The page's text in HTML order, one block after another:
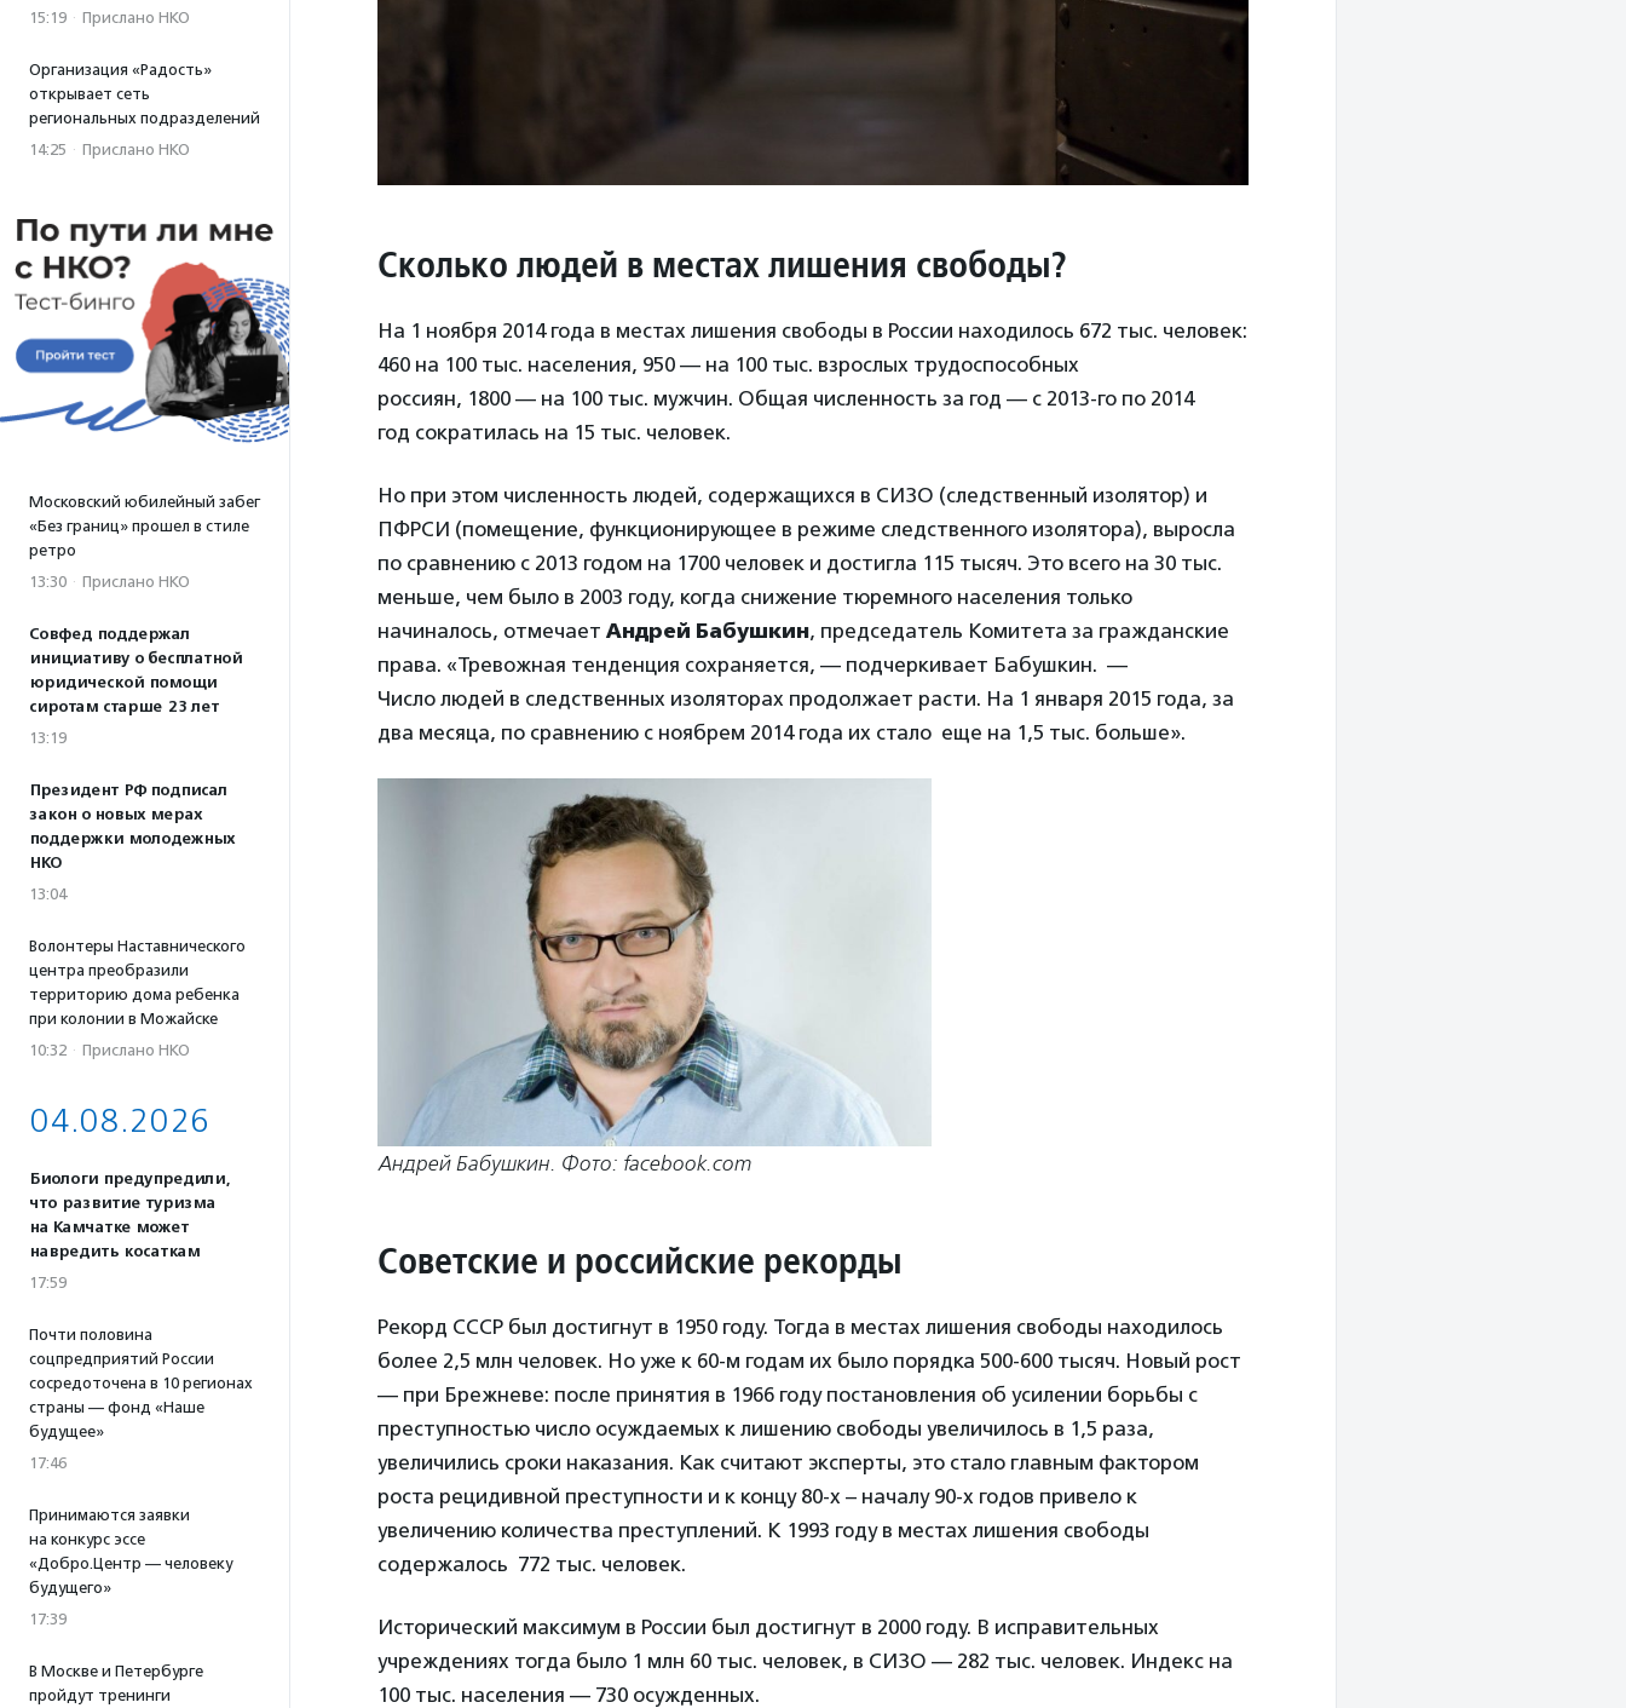
15:19 · Прислано НКО
Организация «Радость»
открывает сеть
региональных подразделений
14:25 · Прислано НКО
Московский юбилейный забег
«Без границ» прошел в стиле
ретро
13:30 · Прислано НКО
Совфед поддержал
инициативу о бесплатной
юридической помощи
сиротам старше 23 лет
13:19
Президент РФ подписал
закон о новых мерах
поддержки молодежных
НКО
13:04
Волонтеры Наставнического
центра преобразили
территорию дома ребенка
при колонии в Можайске
10:32 · Прислано НКО
04.08.2026
Биологи предупредили,
что развитие туризма
на Камчатке может
навредить косаткам
17:59
Почти половина
соцпредприятий России
сосредоточена в 10 регионах
страны — фонд «Наше
будущее»
17:46
Принимаются заявки
на конкурс эссе
«Добро.Центр — человеку
будущего»
17:39
В Москве и Петербурге
пройдут тренинги
Сколько людей в местах лишения свободы?
На 1 ноября 2014 года в местах лишения свободы в России находилось 672 тыс. человек:
460 на 100 тыс. населения, 950 — на 100 тыс. взрослых трудоспособных
россиян, 1800 — на 100 тыс. мужчин. Общая численность за год — с 2013-го по 2014
год сократилась на 15 тыс. человек.
Но при этом численность людей, содержащихся в СИЗО (следственный изолятор) и
ПФРСИ (помещение, функционирующее в режиме следственного изолятора), выросла
по сравнению с 2013 годом на 1700 человек и достигла 115 тысяч. Это всего на 30 тыс.
меньше, чем было в 2003 году, когда снижение тюремного населения только
начиналось, отмечает Андрей Бабушкин, председатель Комитета за гражданские
права. «Тревожная тенденция сохраняется, — подчеркивает Бабушкин. —
Число людей в следственных изоляторах продолжает расти. На 1 января 2015 года, за
два месяца, по сравнению с ноябрем 2014 года их стало еще на 1,5 тыс. больше».
Андрей Бабушкин. Фото: facebook.com
Советские и российские рекорды
Рекорд СССР был достигнут в 1950 году. Тогда в местах лишения свободы находилось
более 2,5 млн человек. Но уже к 60-м годам их было порядка 500-600 тысяч. Новый рост
— при Брежневе: после принятия в 1966 году постановления об усилении борьбы с
преступностью число осуждаемых к лишению свободы увеличилось в 1,5 раза,
увеличились сроки наказания. Как считают эксперты, это стало главным фактором
роста рецидивной преступности и к концу 80-х – началу 90-х годов привело к
увеличению количества преступлений. К 1993 году в местах лишения свободы
содержалось 772 тыс. человек.
Исторический максимум в России был достигнут в 2000 году. В исправительных
учреждениях тогда было 1 млн 60 тыс. человек, в СИЗО — 282 тыс. человек. Индекс на
100 тыс. населения — 730 осужденных.